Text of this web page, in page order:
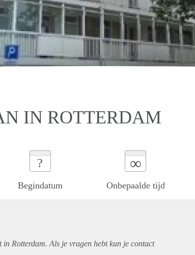
IN ROTTERDAM
?
Begindatum
∞
Onbepaalde tijd
in Rotterdam. Als je vragen hebt kun je contact